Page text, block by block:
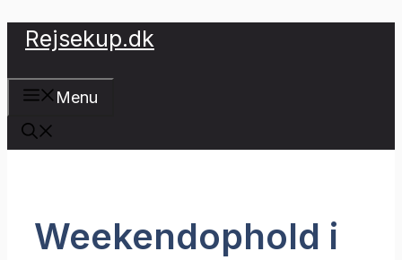
Hop
indhold
Rejsekup.dk
Menu
Weekendophold i